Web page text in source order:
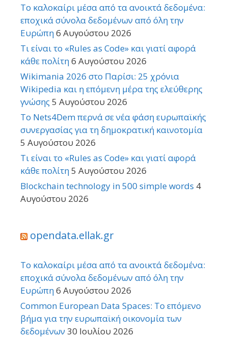
Το καλοκαίρι μέσα από τα ανοικτά δεδομένα:
εποχικά σύνολα δεδομένων από όλη την
Ευρώπη6 Αυγούστου 2026
Τι είναι το «Rules as Code» και γιατί αφορά
κάθε πολίτη6 Αυγούστου 2026
Wikimania 2026 στο Παρίσι: 25 χρόνια
Wikipedia και η επόμενη μέρα της ελεύθερης
γνώσης 5 Αυγούστου 2026
Το Nets4Dem περνά σε νέα φάση ευρωπαϊκής
συνεργασίας για τη δημοκρατική καινοτομία
5 Αυγούστου 2026
Τι είναι το «Rules as Code» και γιατί αφορά
κάθε πολίτη5 Αυγούστου 2026
Blockchain technology in 500 simple words 4
Αυγούστου 2026
opendata.ellak.gr
Το καλοκαίρι μέσα από τα ανοικτά δεδομένα:
εποχικά σύνολα δεδομένων από όλη την
Ευρώπη6 Αυγούστου 2026
Common European Data Spaces: Το επόμενο
βήμα για την ευρωπαϊκή οικονομία των
δεδομένων 30 Ιουλίου 2026